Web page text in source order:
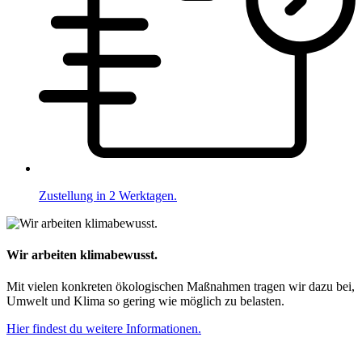
Zustellung in 2 Werktagen.
Wir arbeiten klimabewusst.
Mit vielen konkreten ökologischen Maßnahmen tragen wir dazu bei,
Umwelt und Klima so gering wie möglich zu belasten.
Hier findest du weitere Informationen.